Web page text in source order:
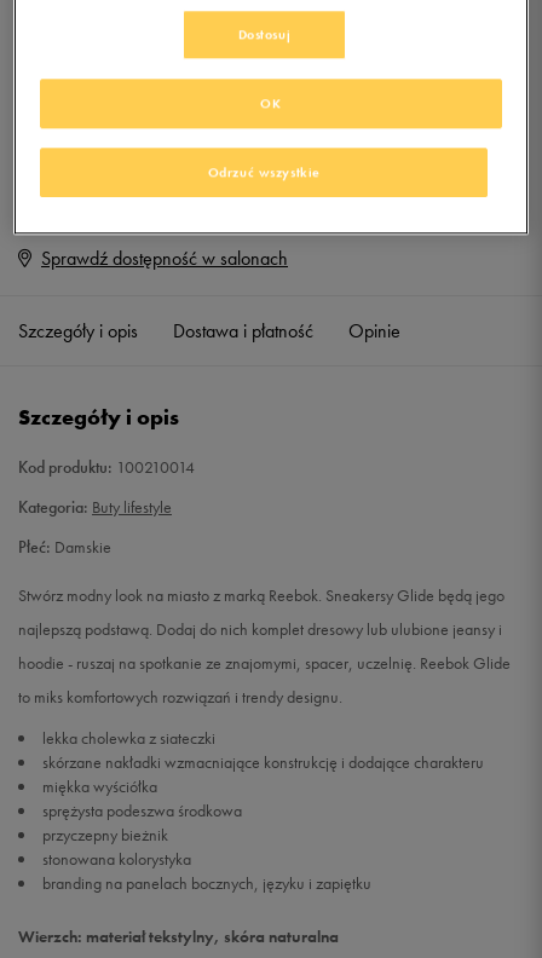
Jeśli artykuł będzie ponownie dostępny, otrzymasz od nas powiadomienie.
Wybierz rozmiar
Rozmiary EU
38,5
40 Powiadom o dostępności
41
Sprawdź dostępność w salonach
Szczegóły i opis Dostawa i płatność Opinie
Szczegóły i opis
Kod produktu: 100210014
Kategoria: Buty lifestyle
Płeć: Damskie
Stwórz modny look na miasto z marką Reebok. Sneakersy Glide będą jego
najlepszą podstawą. Dodaj do nich komplet dresowy lub ulubione jeansy i
hoodie - ruszaj na spotkanie ze znajomymi, spacer, uczelnię. Reebok Glide
to miks komfortowych rozwiązań i trendy designu.
lekka cholewka z siateczki
skórzane nakładki wzmacniające konstrukcję i dodające charakteru
miękka wyściółka
sprężysta podeszwa środkowa
przyczepny bieżnik
stonowana kolorystyka
branding na panelach bocznych, języku i zapiętku
Wierzch: materiał tekstylny, skóra naturalna
Dostosuj
Odrzuć wszystkie
OK